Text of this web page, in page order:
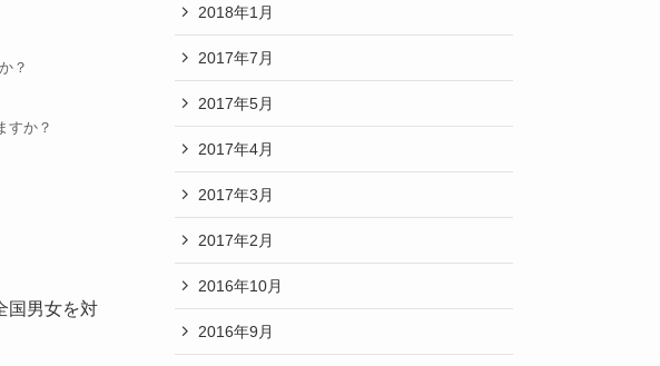
？
すか？
国男女を対
2018年1月
2017年7月
2017年5月
2017年4月
2017年3月
2017年2月
2016年10月
2016年9月